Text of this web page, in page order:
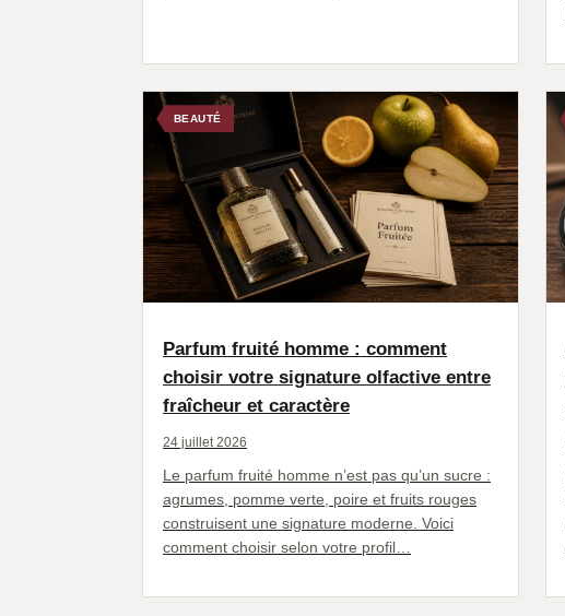
BEAUTÉ
Parfum fruité homme : comment
choisir votre signature olfactive entre
fraîcheur et caractère
24 juillet 2026
Le parfum fruité homme n’est pas qu’un sucre :
agrumes, pomme verte, poire et fruits rouges
construisent une signature moderne. Voici
comment choisir selon votre profil…